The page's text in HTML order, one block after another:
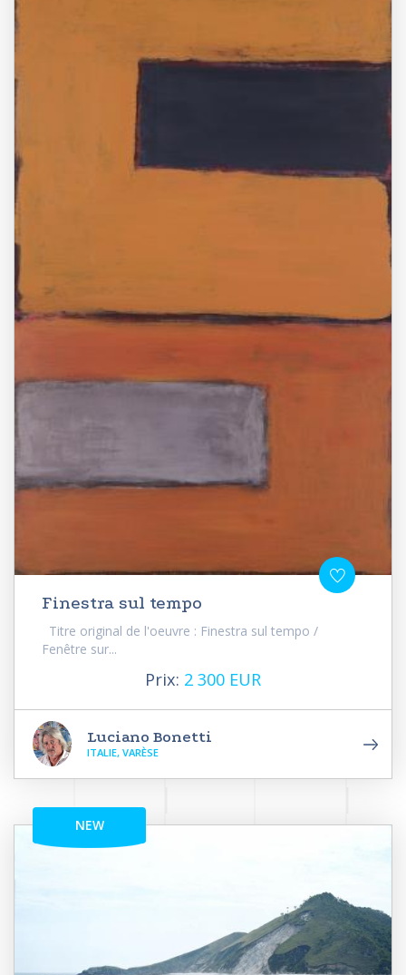
Finestra sul tempo
Titre original de l'oeuvre : Finestra sul tempo /
Fenêtre sur...
Prix: 2 300 EUR
Luciano Bonetti
ITALIE, VARÈSE
NEW